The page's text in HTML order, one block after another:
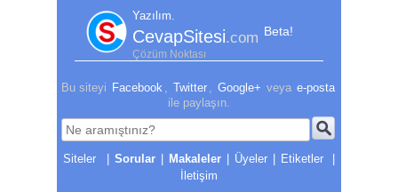
Yazılım.
CevapSitesi.com Beta!
Çözüm Noktası
Bu siteyi Facebook Twitter Google+ veya e-posta
ile paylaşın.
| Sorular | Makaleler | Üyeler | Etiketler
|
İletişim